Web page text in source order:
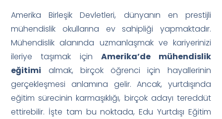
Amerika Birleşik Devletleri, dünyanın en prestijli
mühendislik okullarına ev sahipliği yapmaktadır.
Mühendislik alanında uzmanlaşmak ve kariyerinizi
ileriye taşımak için Amerika’de mühendislik
eğitimi almak, birçok öğrenci için hayallerinin
gerçekleşmesi anlamına gelir. Ancak, yurtdışında
eğitim sürecinin karmaşıklığı, birçok adayı tereddüt
ettirebilir. İşte tam bu noktada, Edu Yurtdışı Eğitim